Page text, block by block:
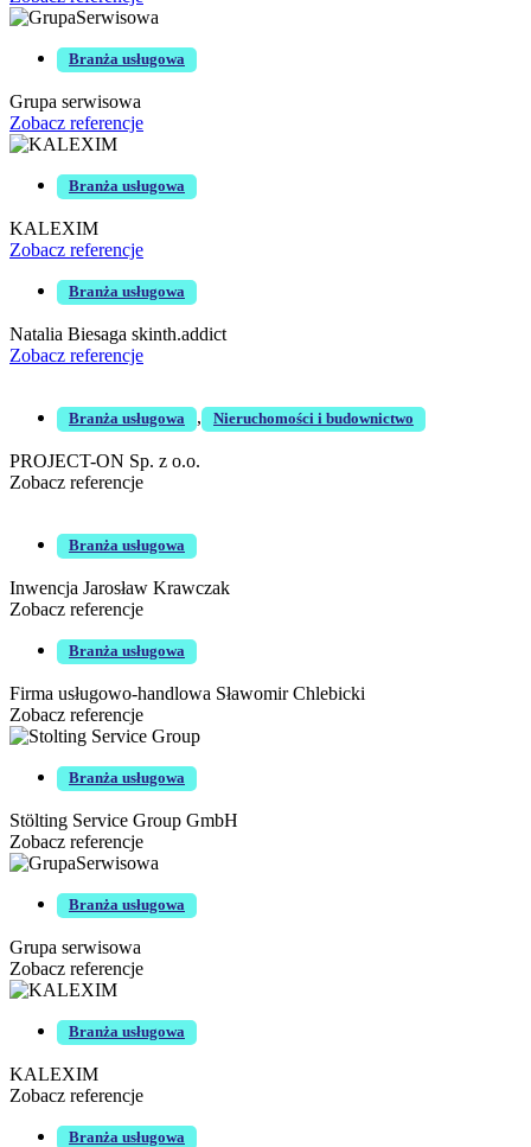
Branża usługowa
Grupa serwisowa
Zobacz referencje
Branża usługowa
KALEXIM
Zobacz referencje
Branża usługowa
Natalia Biesaga skinth.addict
Zobacz referencje
Branża usługowa , Nieruchomości i budownictwo
PROJECT-ON Sp. z o.o.
Zobacz referencje
Branża usługowa
Inwencja Jarosław Krawczak
Zobacz referencje
Branża usługowa
Firma usługowo-handlowa Sławomir Chlebicki
Zobacz referencje
Branża usługowa
Stölting Service Group GmbH
Zobacz referencje
Branża usługowa
Grupa serwisowa
Zobacz referencje
Branża usługowa
KALEXIM
Zobacz referencje
Branża usługowa